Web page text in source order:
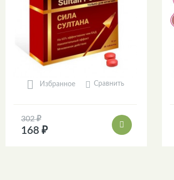
Избранное Сравнить
302 ₽
168 ₽